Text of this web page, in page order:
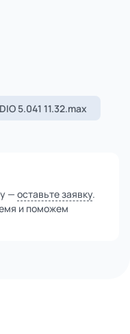
DIO 5.041 11.32.max
— оставьте заявку.
и поможем